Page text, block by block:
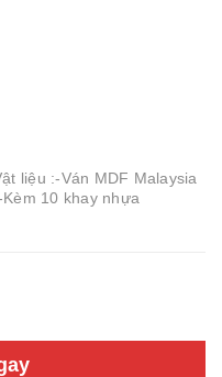
liệu :-Ván MDF Malaysia
10 khay nhựa